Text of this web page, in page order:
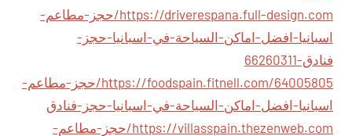
https://driverespana.full-design.com/حجز-مطاعم-
اسبانيا-افضل-اماكن-السياحة-في-اسبانيا-حجز-
فنادق-66260311
https://foodspain.fitnell.com/64005805/حجز-مطاعم-
اسبانيا-افضل-اماكن-السياحة-في-اسبانيا-حجز-فنادق
https://villasspain.thezenweb.com/حجز-مطاعم-